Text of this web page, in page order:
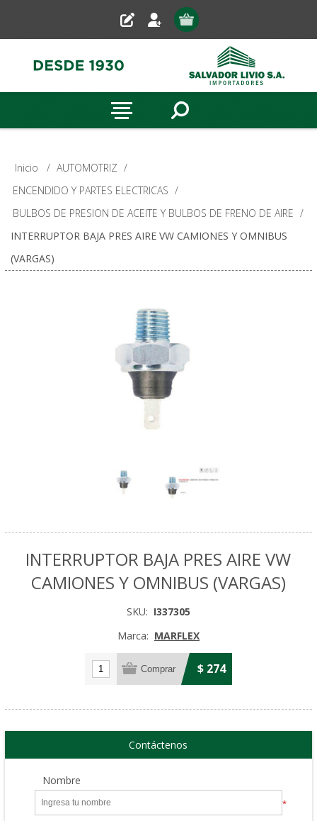
Inicio / AUTOMOTRIZ /
ENCENDIDO Y PARTES ELECTRICAS /
BULBOS DE PRESION DE ACEITE Y BULBOS DE FRENO DE AIRE /
INTERRUPTOR BAJA PRES AIRE VW CAMIONES Y OMNIBUS
(VARGAS)
INTERRUPTOR BAJA PRES AIRE VW
CAMIONES Y OMNIBUS (VARGAS)
SKU: I337305
Marca: MARFLEX
$ 274
Contáctenos
Nombre
*